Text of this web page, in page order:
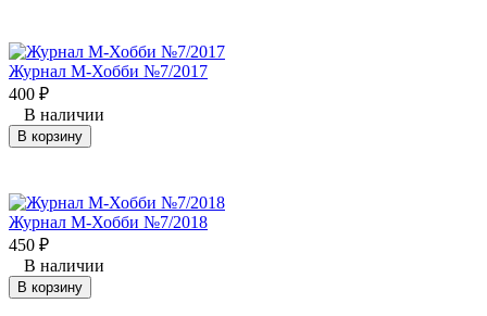
Журнал М-Хобби №7/2017
400 ₽
В наличии
В корзину
Журнал М-Хобби №7/2018
450 ₽
В наличии
В корзину